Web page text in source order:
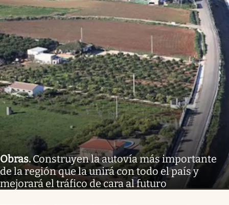
Obras.Construyen la autovía más importante
de la región que la unirá con todo el país y
mejorará el tráfico de cara al futuro